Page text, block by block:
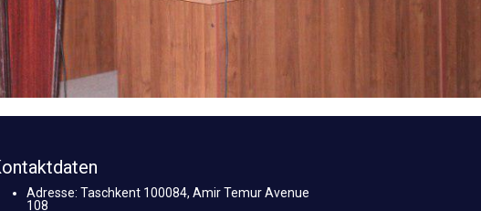
Adresse: Taschkent 100084, Amir Temur Avenue
108